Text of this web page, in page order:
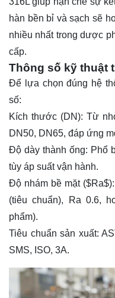
hàn bền bỉ và sạch sẽ
nhiều nhất trong dược
cấp.
Thông số kỹ thuật
Để lựa chọn đúng hệ
số:
Kích thước (DN): Từ
DN50, DN65, đáp ứng
Độ dày thành ống: Phổ
tùy áp suất vận hành.
Độ nhám bề mặt ($Ra$):
(tiêu chuẩn),
Ra0.6,
phẩm).
Tiêu chuẩn sản xuất:
SMS, ISO, 3A.